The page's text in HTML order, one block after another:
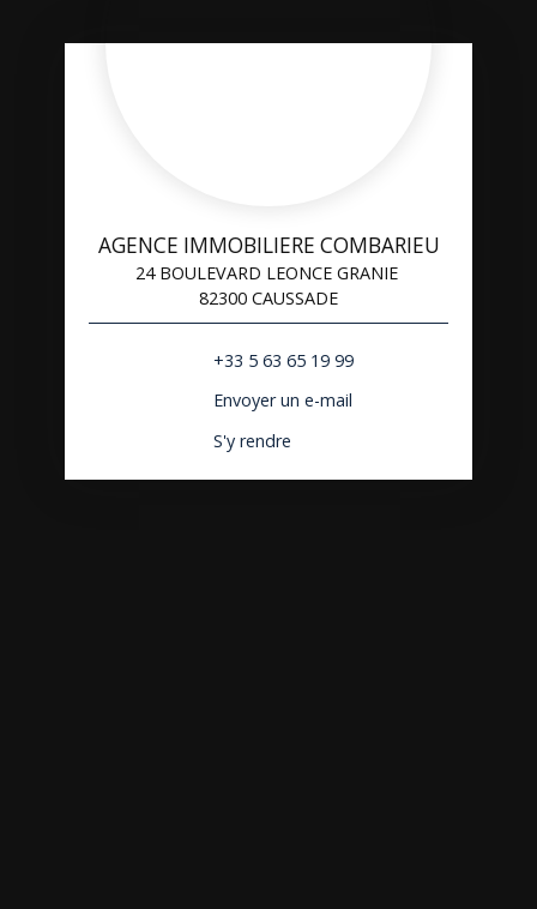
AGENCE IMMOBILIERE COMBARIEU
24 BOULEVARD LEONCE GRANIE
82300 CAUSSADE
+33 5 63 65 19 99
Envoyer un e-mail
S'y rendre